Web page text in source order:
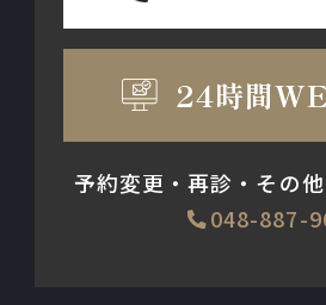
24時間
予約変更・再診・その
048-887-